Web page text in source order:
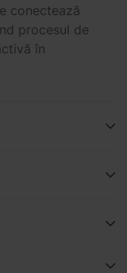
conectează
procesul de
în